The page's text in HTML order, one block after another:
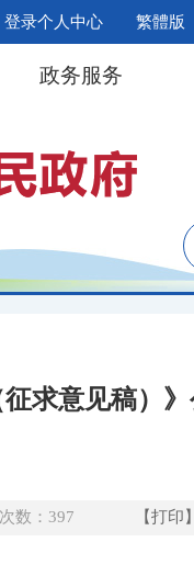
登录个人中心 繁體版
政务服务
求意见稿）
数： 397 【打印】